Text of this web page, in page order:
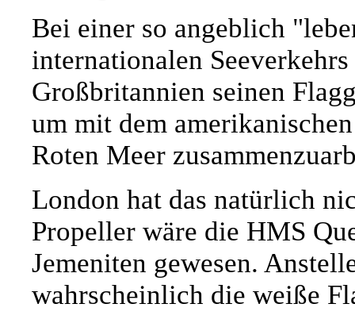
Bei einer so angeblich
internationalen
Großbritannien seinen
um mit dem
Roten Meer
London hat das natürlich
Propeller wäre die HMS
Jemeniten gewesen.
wahrscheinlich die weiße